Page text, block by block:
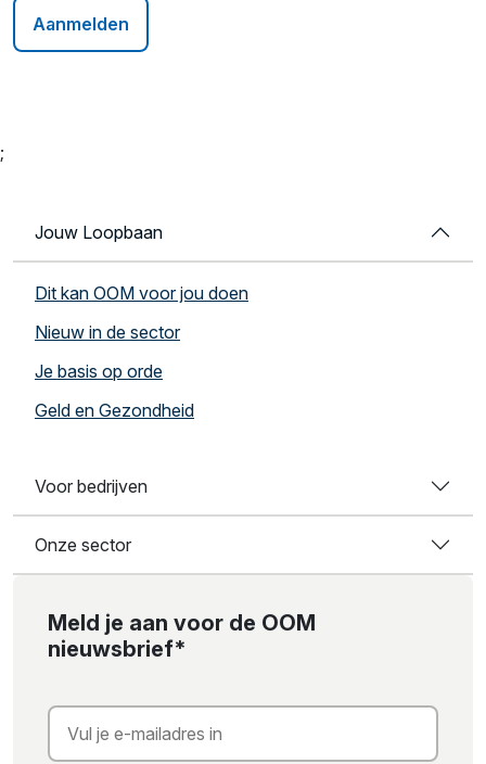
Aanmelden
;
Jouw Loopbaan
Dit kan OOM voor jou doen
Nieuw in de sector
Je basis op orde
Geld en Gezondheid
Voor bedrijven
Onze sector
Meld je aan voor de OOM
nieuwsbrief*